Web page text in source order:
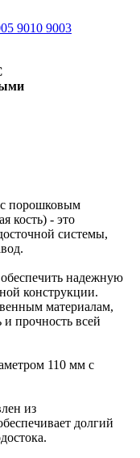
9010 9003
порошковым
кость) - это
системы,
надежную
конструкции.
материалам,
и прочность всей
110 мм с
из
долгий